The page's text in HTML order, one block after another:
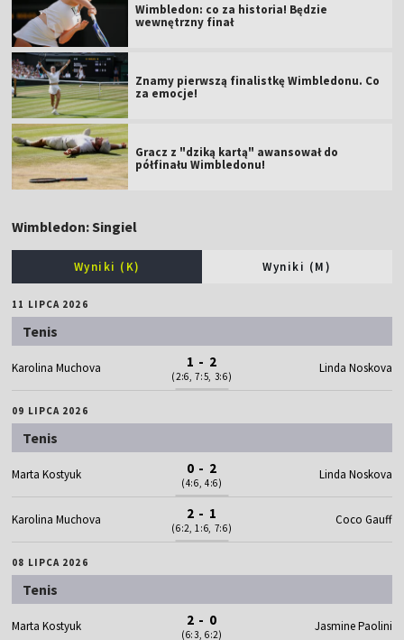
Wimbledon: co za historia! Będzie
wewnętrzny finał
Znamy pierwszą finalistkę Wimbledonu. Co
za emocje!
Gracz z "dziką kartą" awansował do
półfinału Wimbledonu!
Wimbledon: Singiel
Wyniki (K) Wyniki (M)
11 LIPCA 2026
Tenis
Karolina Muchova 1 - 2
(2:6, 7:5, 3:6)
Linda Noskova
09 LIPCA 2026
Tenis
Marta Kostyuk 0 - 2
(4:6, 4:6)
Linda Noskova
Karolina Muchova 2 - 1
(6:2, 1:6, 7:6)
Coco Gauff
08 LIPCA 2026
Tenis
Marta Kostyuk 2 - 0
(6:3, 6:2)
Jasmine Paolini